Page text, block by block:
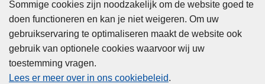
Sommige cookies zijn noodzakelijk om de website goed te
doen functioneren en kan je niet weigeren. Om uw
gebruikservaring te optimaliseren maakt de website ook
gebruik van optionele cookies waarvoor wij uw
toestemming vragen.
Lees er meer over in ons cookiebeleid.